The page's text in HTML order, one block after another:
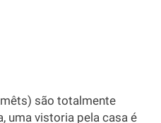
são totalmente
uma vistoria pela casa é